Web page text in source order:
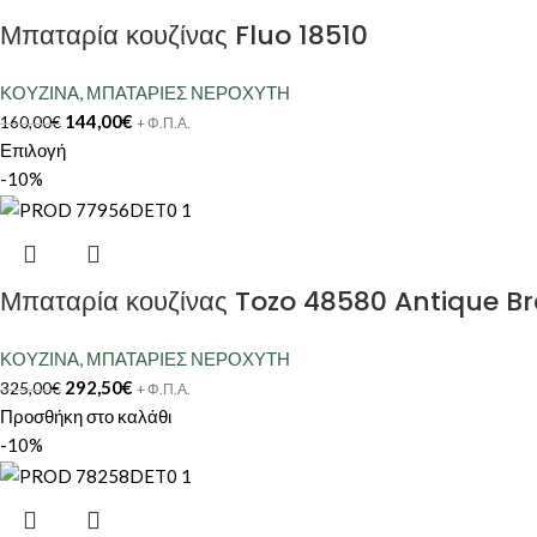
Μπαταρία κουζίνας Fluo 18510
ΚΟΥΖΙΝΑ, ΜΠΑΤΑΡΙΕΣ ΝΕΡΟΧΥΤΗ
160,00€ 144,00€ + Φ.Π.Α.
Επιλογή
-10%
Μπαταρία κουζίνας Tozo 48580 Antique
ΚΟΥΖΙΝΑ, ΜΠΑΤΑΡΙΕΣ ΝΕΡΟΧΥΤΗ
325,00€ 292,50€ + Φ.Π.Α.
Προσθήκη στο καλάθι
-10%